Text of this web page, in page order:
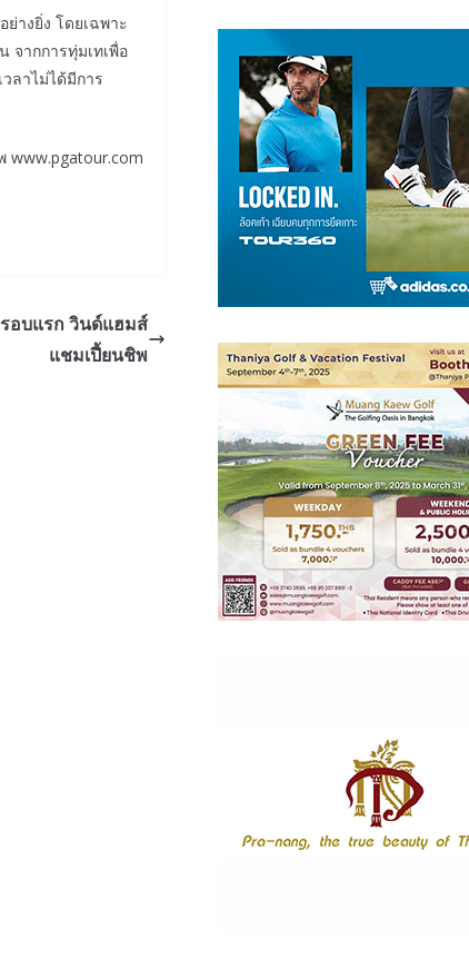
างยิ่ง โดยเฉพาะ
จากการทุ่มเทเพื่อ
ลาไม่ได้มีการ
www.pgatour.com
รอบแรก วินด์แฮมส์
แชมเปี้ยนชิพ